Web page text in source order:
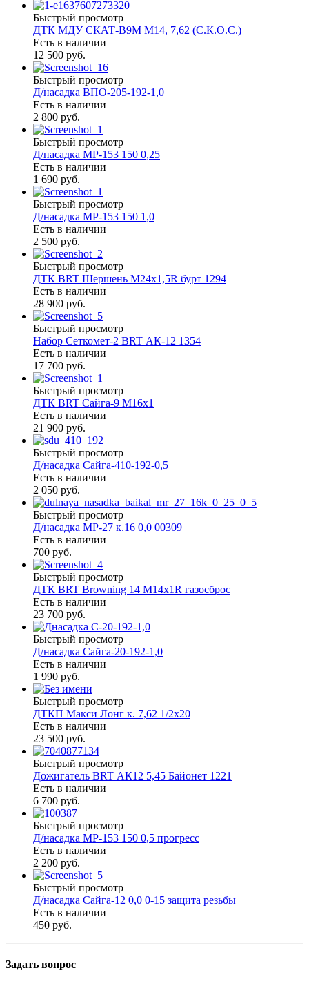
Быстрый просмотр
ДТК МДУ СКАТ-В9М М14, 7,62 (C.К.О.С.)
Есть в наличии
12 500 руб.
Быстрый просмотр
Д/насадка ВПО-205-192-1,0
Есть в наличии
2 800 руб.
Быстрый просмотр
Д/насадка МР-153 150 0,25
Есть в наличии
1 690 руб.
Быстрый просмотр
Д/насадка МР-153 150 1,0
Есть в наличии
2 500 руб.
Быстрый просмотр
ДТК BRT Шершень М24х1,5R бурт 1294
Есть в наличии
28 900 руб.
Быстрый просмотр
Набор Сеткомет-2 BRT АК-12 1354
Есть в наличии
17 700 руб.
Быстрый просмотр
ДТК BRT Сайга-9 M16x1
Есть в наличии
21 900 руб.
Быстрый просмотр
Д/насадка Сайга-410-192-0,5
Есть в наличии
2 050 руб.
Быстрый просмотр
Д/насадка МР-27 к.16 0,0 00309
Есть в наличии
700 руб.
Быстрый просмотр
ДТК BRT Browning 14 M14х1R газосброс
Есть в наличии
23 700 руб.
Быстрый просмотр
Д/насадка Сайга-20-192-1,0
Есть в наличии
1 990 руб.
Быстрый просмотр
ДТКП Макси Лонг к. 7,62 1/2х20
Есть в наличии
23 500 руб.
Быстрый просмотр
Дожигатель BRT АК12 5,45 Байонет 1221
Есть в наличии
6 700 руб.
Быстрый просмотр
Д/насадка МР-153 150 0,5 прогресс
Есть в наличии
2 200 руб.
Быстрый просмотр
Д/насадка Сайга-12 0,0 0-15 защита резьбы
Есть в наличии
450 руб.
Задать вопрос